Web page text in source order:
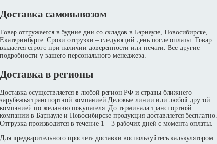
Доставка самовывозом
Товар отгружается в будние дни со складов в Барнауле, Новосибирске,
Екатеринбурге. Сроки отгрузки – следующий день после оплаты. Товар
выдается строго при наличии доверенности или печати. Все другие
подробности у вашего персонального менеджера.
Доставка в регионы
Доставка осуществляется в любой регион РФ и страны ближнего
зарубежья транспортной компанией Деловые линии или любой другой
компанией по желанию покупателя. До терминала транспортной
компании в Барнауле и Новосибирске продукция доставляется бесплатно.
Отгрузка производится в течение 1 – 3 рабочих дней с момента оплаты.
Для предварительного просчета доставки воспользуйтесь калькулятором.